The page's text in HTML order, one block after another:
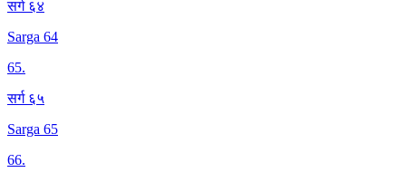
सर्ग ६४
Sarga 64
65.
सर्ग ६५
Sarga 65
66.